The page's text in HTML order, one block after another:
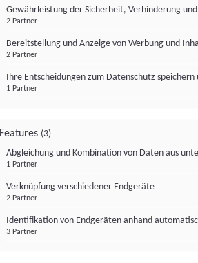
Gewährleistung der Sicherheit, Verhinderung
2 Partner
Bereitstellung und Anzeige von Werbung und
2 Partner
Ihre Entscheidungen zum Datenschutz
1 Partner
Features (3)
Abgleichung und Kombination von Daten aus
1 Partner
Verknüpfung verschiedener Endgeräte
2 Partner
Identifikation von Endgeräten anhand
3 Partner